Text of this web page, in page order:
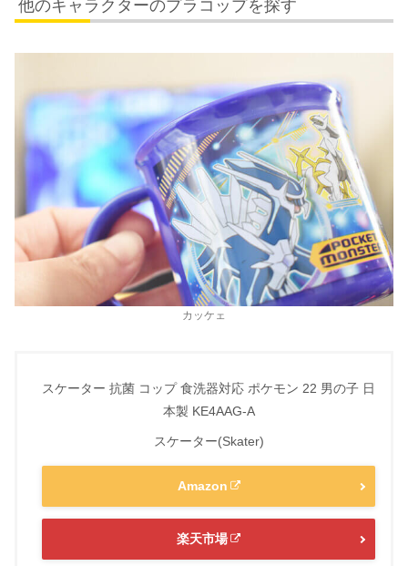
他のキャラクターのプラコップを探す
カッケェ
スケーター 抗菌 コップ 食洗器対応 ポケモン 22 男の子 日
本製 KE4AAG-A
スケーター(Skater)
Amazon
楽天市場